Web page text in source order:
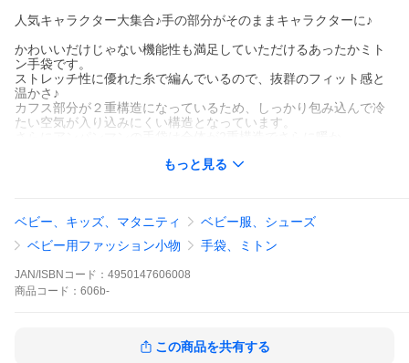
人気キャラクター大集合♪手の部分がそのままキャラクターに♪
かわいいだけじゃない機能性も満足していただけるあったかミト
ン手袋です。
ストレッチ性に優れた糸で編んでいるので、抜群のフィット感と
温かさ♪
カフス部分が２重構造になっているため、しっかり包み込んで冷
たい空気が入り込みにくい構造となっています。
可愛いミトンで冬も楽しく過ごせそうです。
手袋 子供/手袋 子供用/子供用手袋/ミトン型手袋/ミトン手袋/手袋
ミトン/手袋 ミトン型/それいけ！アンパンマン/バイキンマン/ドキ
ンちゃん/ポムポムプリン/ハロー キティ/マイメロ/自転車/防風/ア
ウトドア/ベビーサイズ/2才/3才/通勤/通学/お出かけ/バイク/ウォー
キング/2歳/3歳/誕生日/プレゼント/クリスマス/贈り物/記念日/ブラ
ック/黒/白/赤/青/ピンク/ベージュ/オレンジ/黄色/ 超PayPay祭
もっと見る
ベビー、キッズ、マタニティ
ベビー服、シューズ
ベビー用ファッション小物
手袋、ミトン
JAN/ISBNコード： 4950147606008
商品 コード： 606b-
この商品を共有する